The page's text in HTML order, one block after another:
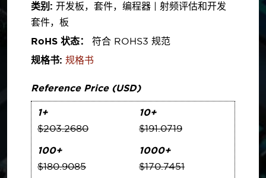
类别: 开发板，套件，编程器 | 射频评估和开发
套件，板
RoHS 状态：
符合 ROHS3 规范
规格书: 规格书
Reference Price (USD)
1+
$203.2680
10+
$191.0719
100+
$180.9085
1000+
$170.7451